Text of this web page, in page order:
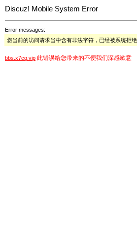
Discuz! Mobile System Error
Error messages:
您当前的访问请求当中含有非法字符，已经被系统拒绝
bbs.x7cq.vip 此错误给您带来的不便我们深感歉意